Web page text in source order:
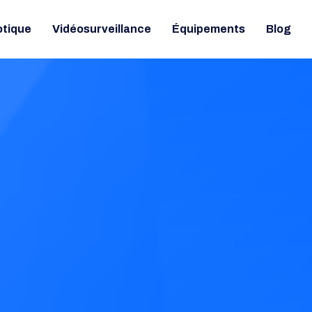
Vidéosurveillance Équipements Blog